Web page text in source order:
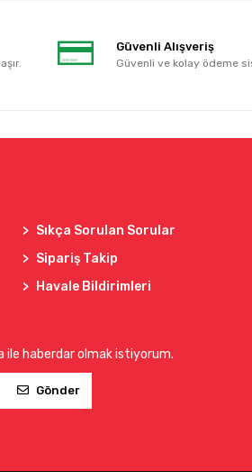
Güvenli Alışveriş
Güvenli ve kolay ödeme
Sıkça Sorulan Sorular
Sipariş Takip
Havale Bildirimleri
ile haberdar olmak istiyorum.
Gönder